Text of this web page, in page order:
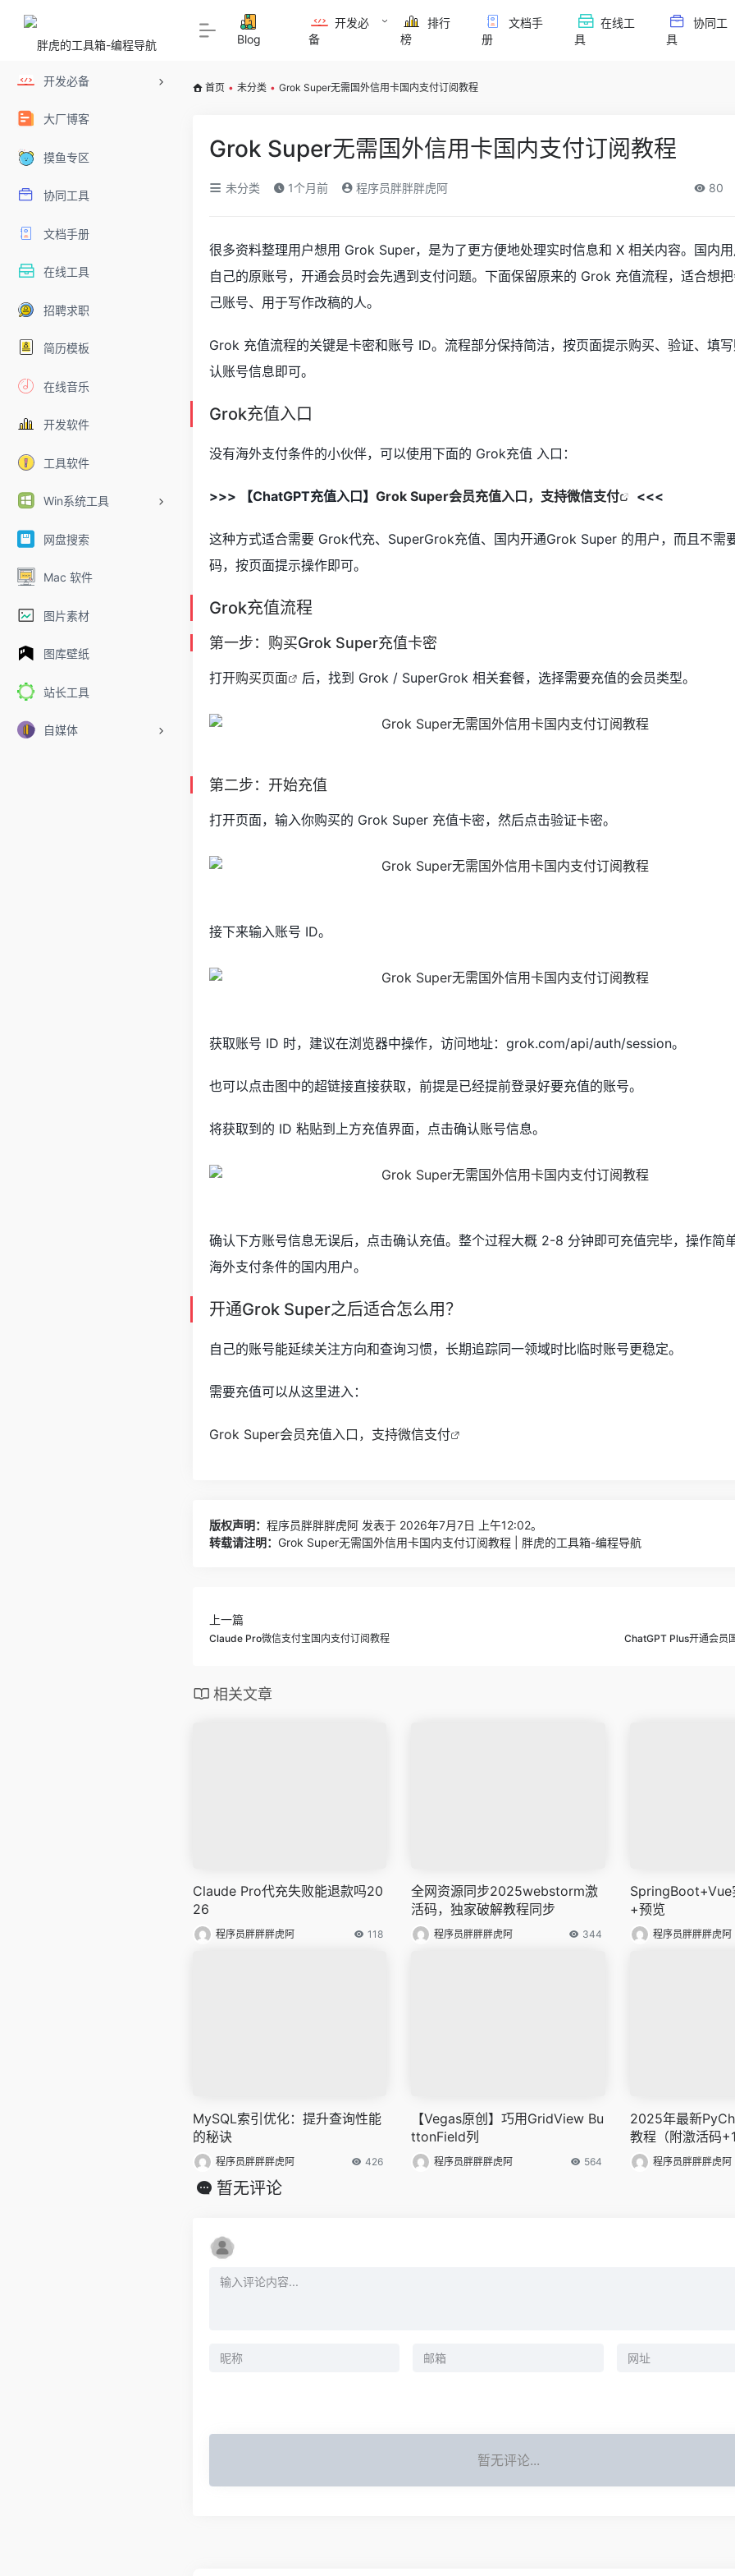
开发必备
大厂博客
摸鱼专区
协同工具
文档手册
在线工具
招聘求职
简历模板
在线音乐
开发软件
工具软件
Win系统工具
网盘搜索
Mac 软件
图片素材
图库壁纸
站长工具
自媒体
Blog
开发必
备
排行
榜
文档手
册
在线工
具
协同工
具
首页 • 未分类 • Grok Super无需国外信用卡国内支付订阅教程
Grok Super无需国外信用卡国内支付订阅教程
未分类 1个月前 程序员胖胖胖虎阿 80
很多资料整理用户想用 Grok Super，是为了更方便地处理实时信息和 X 相关内容。国内用
自己的原账号，开通会员时会先遇到支付问题。下面保留原来的 Grok 充值流程，适合想
己账号、用于写作改稿的人。
Grok 充值流程的关键是卡密和账号 ID。流程部分保持简洁，按页面提示购买、验证、填
认账号信息即可。
Grok充值入口
没有海外支付条件的小伙伴，可以使用下面的 Grok充值 入口：
>>> 【ChatGPT充值入口】 Grok Super会员充值入口，支持微信支付 <<<
这种方式适合需要 Grok代充、SuperGrok充值、国内开通Grok Super 的用户，而且不需
码，按页面提示操作即可。
Grok充值流程
第一步：购买Grok Super充值卡密
打开购买页面 后，找到 Grok / SuperGrok 相关套餐，选择需要充值的会员类型。
第二步：开始充值
打开页面，输入你购买的 Grok Super 充值卡密，然后点击验证卡密。
接下来输入账号 ID。
获取账号 ID 时，建议在浏览器中操作，访问地址：grok.com/api/auth/session。
也可以点击图中的超链接直接获取，前提是已经提前登录好要充值的账号。
将获取到的 ID 粘贴到上方充值界面，点击确认账号信息。
确认下方账号信息无误后，点击确认充值。整个过程大概 2-8 分钟即可充值完毕，操作简
海外支付条件的国内用户。
开通Grok Super之后适合怎么用？
自己的账号能延续关注方向和查询习惯，长期追踪同一领域时比临时账号更稳定。
需要充值可以从这里进入：
Grok Super会员充值入口，支持微信支付
版权声明： 程序员胖胖胖虎阿 发表于 2026年7月7日 上午12:02。
转载请注明： Grok Super无需国外信用卡国内支付订阅教程 | 胖虎的工具箱-编程导航
上一篇
Claude Pro微信支付宝国内支付订阅教程 ChatGPT Plus开通会员
相关文章
Claude Pro代充失败能退款吗20
26
程序员胖胖胖虎阿 118
全网资源同步2025webstorm激
活码，独家破解教程同步
程序员胖胖胖虎阿 344
SpringBoot+Vue
+预览
程序员胖胖胖虎阿
MySQL索引优化：提升查询性能
的秘诀
程序员胖胖胖虎阿 426
【Vegas原创】巧用GridView Bu
ttonField列
程序员胖胖胖虎阿 564
2025年最新
教程（附激活码
法）?程序员胖胖胖虎阿
暂无评论
暂无评论...